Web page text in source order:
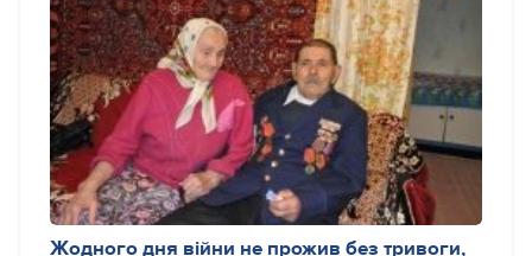
Жодного дня війни не прожив без тривоги,